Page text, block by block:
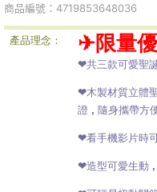
商品編號：4719853648036
產品理念： ✈限量
❤共三款可愛聖
❤木製材質立體
證 , 隨身攜帶方
❤看手機影片時
❤造型可愛生動 ,